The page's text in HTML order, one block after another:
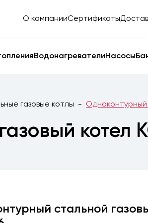
О компанииСертификаты
ВодонагревателиНасосы
газовые котлы Одноконтурный
котел
стальной